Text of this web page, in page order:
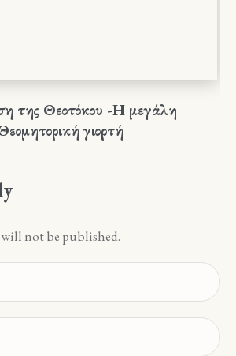
της Θεοτόκου -Η μεγάλη
γιορτή
will not be published.